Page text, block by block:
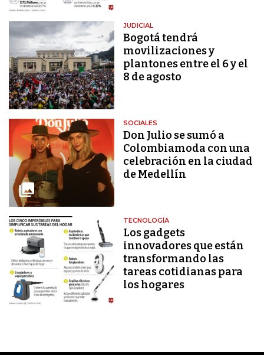
JUDICIAL
Bogotá tendrá
movilizaciones y
plantones entre el 6 y el
8 de agosto
SOCIALES
Don Julio se sumó a
Colombiamoda con una
celebración en la ciudad
de Medellín
TECNOLOGÍA
Los gadgets
innovadores que están
transformando las
tareas cotidianas para
los hogares